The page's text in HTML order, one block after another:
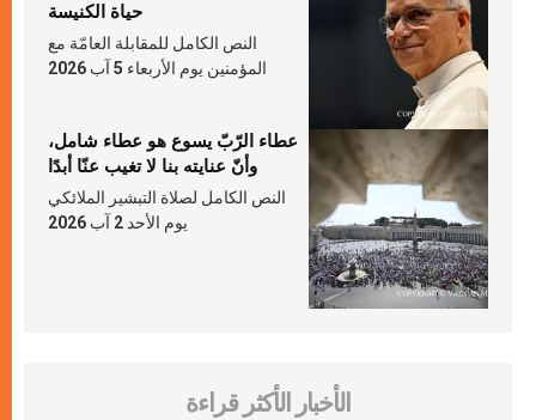
حياة الكنيسة
النص الكامل للمقابلة العامّة مع
المؤمنين يوم الأربعاء 5 آب 2026
عطاء الرّبّ يسوع هو عطاء شامل،
وأنّ عنايته بنا لا تغيب عنّا أبدًا
النص الكامل لصلاة التبشير الملائكي
يوم الأحد 2 آب 2026
الأخبار الأكثر قراءة